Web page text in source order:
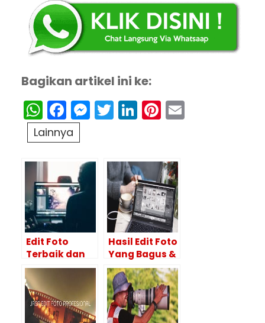
Bagikan artikel ini ke:
WhatsApp
Facebook
Messenger
Twitter
LinkedIn
Pinterest
Lainnya
Edit Foto
Terbaik dan
Hasil
Maksimal Itu
Ya di Editor
Foto
Profesional
Hasil Edit Foto
Yang Bagus &
Tips
Menggunakan
Adobe
Photoshop